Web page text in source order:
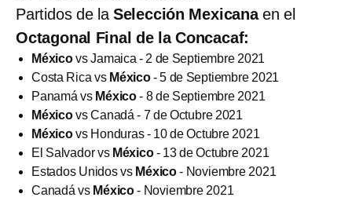
Partidos de la Selección Mexicanaen el
Octagonal Final de la Concacaf:
Méxicovs Jamaica - 2 de Septiembre 2021
Costa Rica vs México- 5 de Septiembre 2021
Panamá vs México- 8 de Septiembre 2021
Méxicovs Canadá - 7 de Octubre 2021
Méxicovs Honduras - 10 de Octubre 2021
El Salvador vs México- 13 de Octubre 2021
Estados Unidos vs México- Noviembre 2021
Canadá vs México- Noviembre 2021